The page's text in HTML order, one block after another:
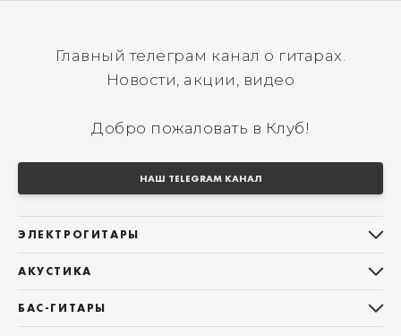
Главный телеграм канал о гитарах.
Новости, акции, видео
Добро пожаловать в Клуб!
НАШ TELEGRAM КАНАЛ
ЭЛЕКТРОГИТАРЫ
Telecaster
Les Paul
АКУСТИКА
БАС-ГИТАРЫ